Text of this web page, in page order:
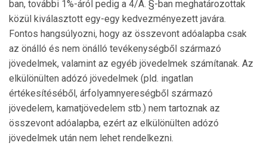
ban, további 1%-áról pedig a 4/A. §-ban meghatározottak
közül kiválasztott egy-egy kedvezményezett javára.
Fontos hangsúlyozni, hogy az összevont adóalapba csak
az önálló és nem önálló tevékenységből származó
jövedelmek, valamint az egyéb jövedelmek számítanak. Az
elkülönülten adózó jövedelmek (pld. ingatlan
értékesítéséből, árfolyamnyereségből származó
jövedelem, kamatjövedelem stb.) nem tartoznak az
összevont adóalapba, ezért az elkülönülten adózó
jövedelmek után nem lehet rendelkezni.